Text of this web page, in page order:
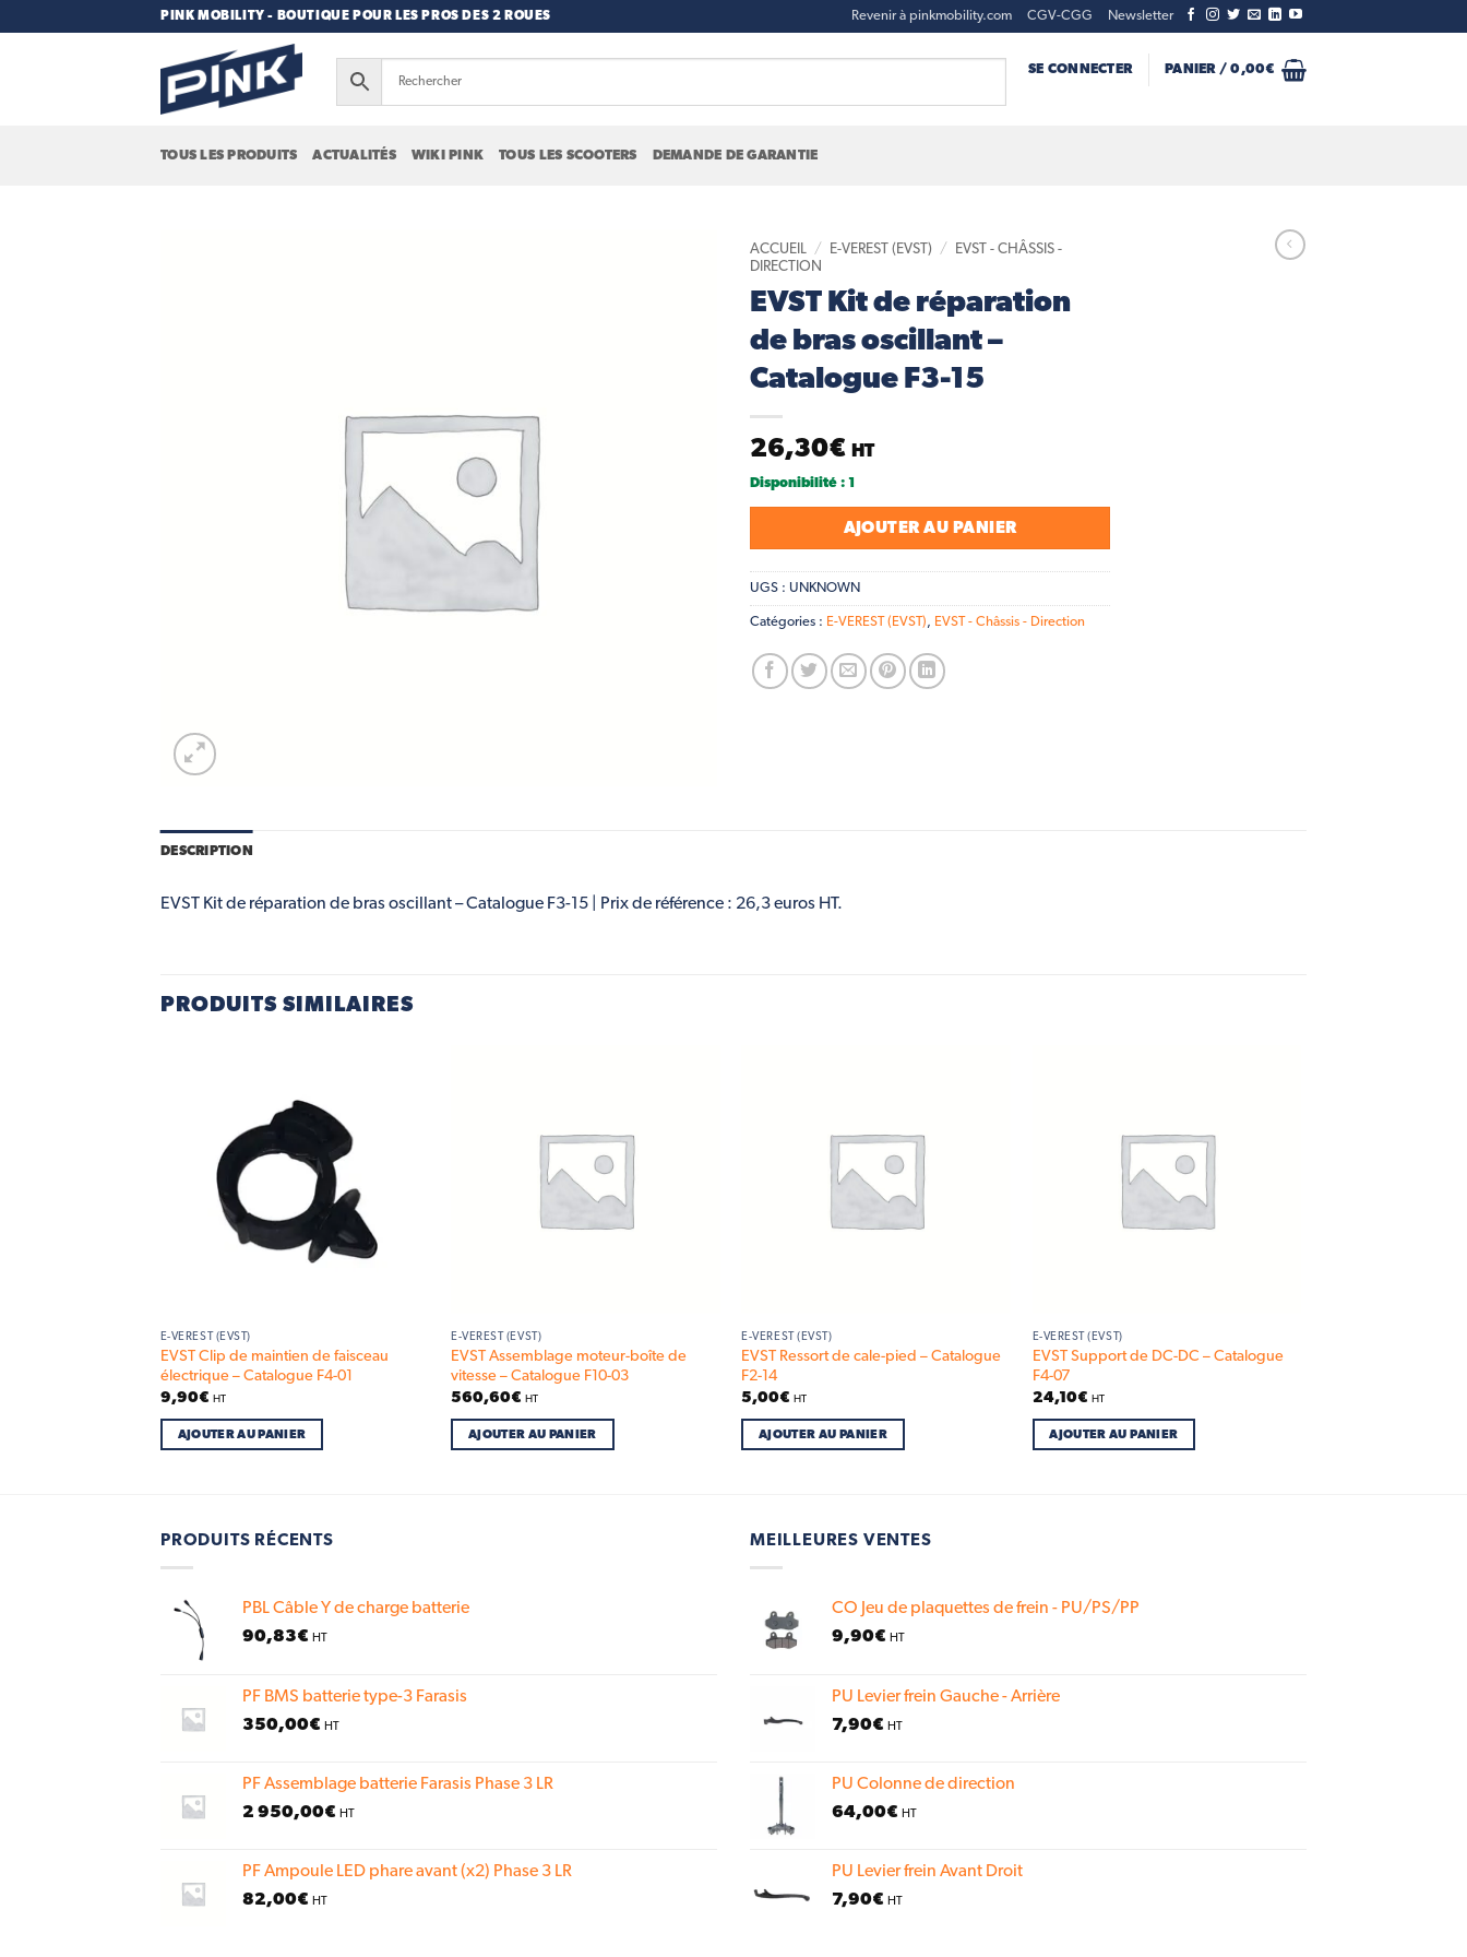
PINK MOBILITY - BOUTIQUE POUR LES PROS DES 2 ROUES Revenir à pinkmobility.com CGV-CGG Newsletter
SE CONNECTER PANIER /0,00€
TOUS LES PRODUITS ACTUALITÉS WIKI PINK TOUS LES SCOOTERS DEMANDE DE GARANTIE
ACCUEIL / E-VEREST (EVST) /
EVST - CHÂSSIS -
DIRECTION
EVST Kit de réparation
de bras oscillant –
Catalogue F3-15
26,30€ HT
Disponibilité : 1
AJOUTER AU PANIER
UGS : UNKNOWN
Catégories : E-VEREST (EVST), EVST - Châssis - Direction
DESCRIPTION
EVST Kit de réparation de bras oscillant – Catalogue F3-15 | Prix de référence : 26,3 euros HT.
PRODUITS SIMILAIRES
E-VEREST (EVST)
EVST Clip de maintien de faisceau
électrique – Catalogue F4-01
9,90€ HT
AJOUTER AU PANIER
E-VEREST (EVST)
EVST Assemblage moteur-boîte de
vitesse – Catalogue F10-03
560,60€ HT
AJOUTER AU PANIER
E-VEREST (EVST)
EVST Ressort de cale-pied – Catalogue
F2-14
5,00€ HT
AJOUTER AU PANIER
E-VEREST (EVST)
EVST Support de DC-DC – Catalogue
F4-07
24,10€ HT
AJOUTER AU PANIER
PRODUITS RÉCENTS
PBL Câble Y de charge batterie
90,83€ HT
PF BMS batterie type-3 Farasis
350,00€ HT
PF Assemblage batterie Farasis Phase 3 LR
2 950,00€ HT
PF Ampoule LED phare avant (x2) Phase 3 LR
82,00€ HT
MEILLEURES VENTES
CO Jeu de plaquettes de frein - PU/PS/PP
9,90€ HT
PU Levier frein Gauche - Arrière
7,90€ HT
PU Colonne de direction
64,00€ HT
PU Levier frein Avant Droit
7,90€ HT